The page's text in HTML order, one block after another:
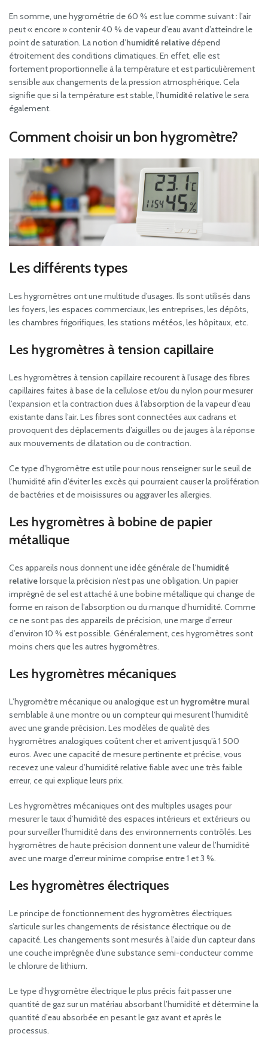
En somme, une hygrométrie de 60 % est lue comme suivant : l’air
peut « encore » contenir 40 % de vapeur d’eau avant d’atteindre le
point de saturation. La notion d’humidité relativedépend
étroitement des conditions climatiques. En effet, elle est
fortement proportionnelle à la température et est particulièrement
sensible aux changements de la pression atmosphérique. Cela
signifie que si la température est stable, l’humidité relativele sera
également.
Comment choisir un bon hygromètre?
Les différents types
Les hygromètres ont une multitude d’usages. Ils sont utilisés dans
les foyers, les espaces commerciaux, les entreprises, les dépôts,
les chambres frigorifiques, les stations météos, les hôpitaux, etc.
Les hygromètres à tension capillaire
Les hygromètres à tension capillaire recourent à l’usage des fibres
capillaires faites à base de la cellulose et/ou du nylon pour mesurer
l’expansion et la contraction dues à l’absorption de la vapeur d’eau
existante dans l’air. Les fibres sont connectées aux cadrans et
provoquent des déplacements d’aiguilles ou de jauges à la réponse
aux mouvements de dilatation ou de contraction.
Ce type d’hygromètre est utile pour nous renseigner sur le seuil de
l’humidité afin d’éviter les excès qui pourraient causer la prolifération
de bactéries et de moisissures ou aggraver les allergies.
Les hygromètres à bobine de papier
métallique
Ces appareils nous donnent une idée générale de l’humidité
relativelorsque la précision n’est pas une obligation. Un papier
imprégné de sel est attaché à une bobine métallique qui change de
forme en raison de l’absorption ou du manque d’humidité. Comme
ce ne sont pas des appareils de précision, une marge d’erreur
d’environ 10 % est possible. Généralement, ces hygromètres sont
moins chers que les autres hygromètres.
Les hygromètres mécaniques
L’hygromètre mécanique ou analogique est un hygromètre mural
semblable à une montre ou un compteur qui mesurent l’humidité
avec une grande précision. Les modèles de qualité des
hygromètres analogiques coûtent cher et arrivent jusqu’à 1 500
euros. Avec une capacité de mesure pertinente et précise, vous
recevez une valeur d’humidité relative fiable avec une très faible
erreur, ce qui explique leurs prix.
Les hygromètres mécaniques ont des multiples usages pour
mesurer le taux d’humidité des espaces intérieurs et extérieurs ou
pour surveiller l’humidité dans des environnements contrôlés. Les
hygromètres de haute précision donnent une valeur de l’humidité
avec une marge d’erreur minime comprise entre 1 et 3 %.
Les hygromètres électriques
Le principe de fonctionnement des hygromètres électriques
s’articule sur les changements de résistance électrique ou de
capacité. Les changements sont mesurés à l’aide d’un capteur dans
une couche imprégnée d’une substance semi-conducteur comme
le chlorure de lithium.
Le type d’hygromètre électrique le plus précis fait passer une
quantité de gaz sur un matériau absorbant l’humidité et détermine la
quantité d’eau absorbée en pesant le gaz avant et après le
processus.